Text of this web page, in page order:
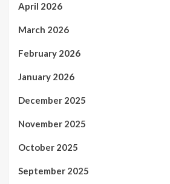
April 2026
March 2026
February 2026
January 2026
December 2025
November 2025
October 2025
September 2025